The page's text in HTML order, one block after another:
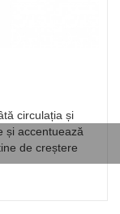
circulația și
și accentuează
de creștere